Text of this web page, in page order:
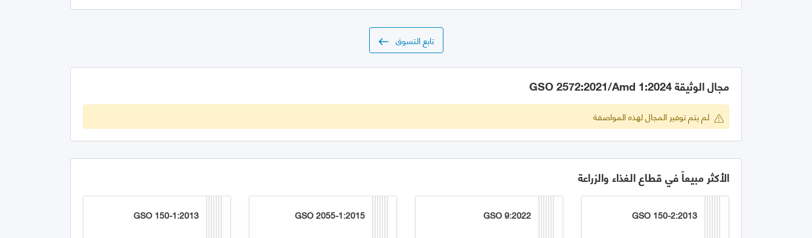
تابع التسوق
مجال الوثيقة GSO 2572:2021/Amd 1:2024
لم يتم توفير المجال لهذه المواصفة
الأكثر مبيعاً في قطاع الغذاء والزراعة
GSO 150-2:2013
GSO 9:2022
GSO 2055-1:2015
GSO 150-1:2013